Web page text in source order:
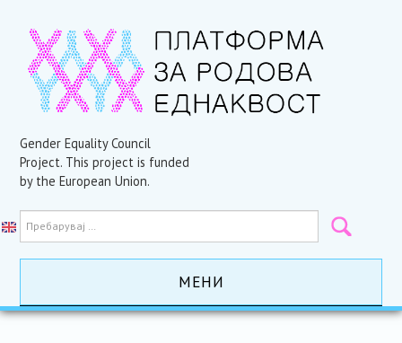
Gender Equality Council
Project. This project is funded
by the European Union.
МЕНИ